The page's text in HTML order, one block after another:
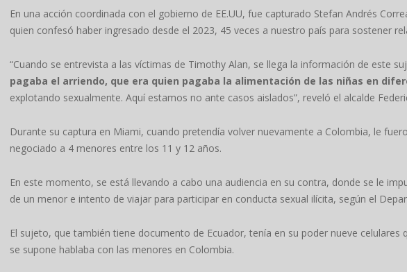
En una acción coordinada con el gobierno de EE.UU, fue capturado Stefan Andrés
quien confesó haber ingresado desde el 2023, 45 veces a nuestro país para sostener
“Cuando se entrevista a las víctimas de Timothy Alan, se llega la información de este
pagaba el arriendo, que era quien pagaba la alimentación de las niñas en
explotando sexualmente. Aquí estamos no ante casos aislados”, reveló el alcalde
Durante su captura en Miami, cuando pretendía volver nuevamente a Colombia, le
negociado a 4 menores entre los 11 y 12 años.
En este momento, se está llevando a cabo una audiencia en su contra, donde se le
de un menor e intento de viajar para participar en conducta sexual ilícita, según el
El sujeto, que también tiene documento de Ecuador, tenía en su poder nueve
se supone hablaba con las menores en Colombia.